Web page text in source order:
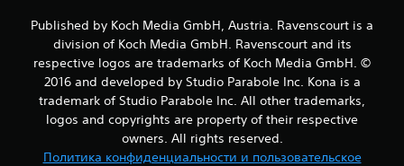
е
н
о
к
Published by Koch Media GmbH, Austria. Ravenscourt is a
division of Koch Media GmbH. Ravenscourt and its
respective logos are trademarks of Koch Media GmbH. ©
2016 and developed by Studio Parabole Inc. Kona is a
trademark of Studio Parabole Inc. All other trademarks,
logos and copyrights are property of their respective
owners. All rights reserved.
Политика конфиденциальности и пользовательское